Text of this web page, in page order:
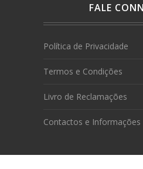
FALE
Política de Privacidade
Termos e Condições
Livro de Reclamações
Contactos e Informações